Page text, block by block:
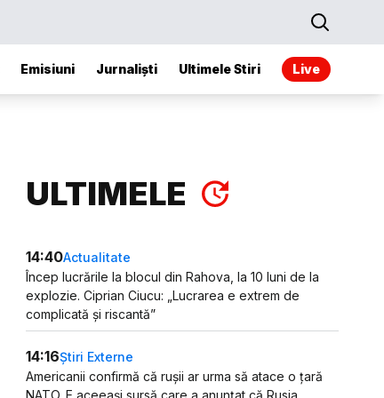
Emisiuni Jurnaliști Ultimele Stiri Live
ULTIMELE
14:40Actualitate
Încep lucrările la blocul din Rahova, la 10 luni de la
explozie. Ciprian Ciucu: „Lucrarea e extrem de
complicată și riscantă”
14:16Știri Externe
Americanii confirmă că rușii ar urma să atace o țară
NATO. E aceeași sursă care a anunțat că Rusia